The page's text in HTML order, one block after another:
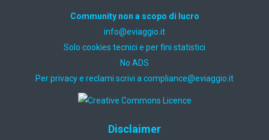
Community non a scopo di lucro
ti.oiggaive@ofni
Solo cookies tecnici e per fini statistici
No ADS
Per privacy e reclami scrivi a ti.oiggaive@ecnailpmoc
Disclaimer